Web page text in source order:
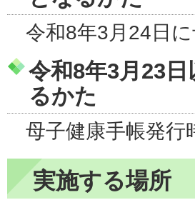
令和8年3月24日
令和8年3月23
るかた
母子健康手帳発
実施する場所